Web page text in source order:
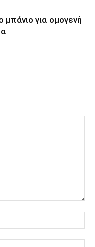
μπάνιο για ομογενή